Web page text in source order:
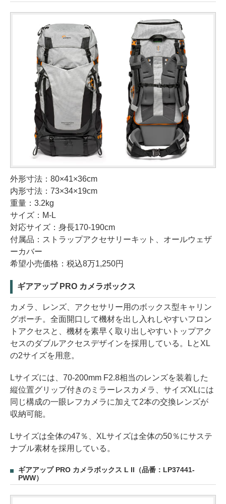
外形寸法：80×41×36cm
内形寸法：73×34×19cm
重量：3.2kg
サイズ：M-L
対応サイズ：身長170-190cm
付属品：ストラップアクセサリーキット、オールウェザ
ーカバー
希望小売価格：税込8万1,250円
ギアアップ PRO カメラボックス
カメラ、レンズ、アクセサリー用のボックス型キャリン
グポーチ。全面開口して機材を出し入れしやすいフロン
トアクセスと、機材を素早く取り出しやすいトップアク
セスのダブルアクセスデザインを採用している。LとXL
の2サイズを用意。
Lサイズには、70-200mm F2.8相当のレンズを装着した
縦位置グリップ付きのミラーレスカメラ、サイズXLには
同じ構成の一眼レフカメラに加えて2本の交換レンズが
収納可能。
Lサイズは全体の47％、XLサイズは全体の50％にサステ
ナブル素材を採用している。
ギアアップ PRO カメラボックス L II（品番：LP37441-
PWW）